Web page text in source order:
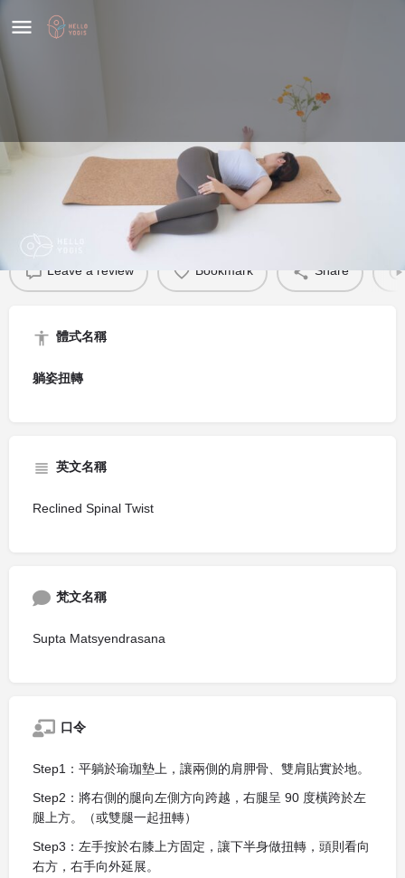
躺姿扭轉
Leave a review Bookmark Share
體式名稱
躺姿扭轉
英文名稱
Reclined Spinal Twist
梵文名稱
Supta Matsyendrasana
口令
Step1：平躺於瑜珈墊上，讓兩側的肩胛骨、雙肩貼實於地。
Step2：將右側的腿向左側方向跨越，右腿呈 90 度橫跨於左
腿上方。（或雙腿一起扭轉）
Step3：左手按於右膝上方固定，讓下半身做扭轉，頭則看向
右方，右手向外延展。